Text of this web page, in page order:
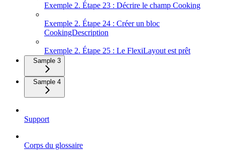
Exemple 2. Étape 23 : Décrire le champ Cooking
Exemple 2. Étape 24 : Créer un bloc
CookingDescription
Exemple 2. Étape 25 : Le FlexiLayout est prêt
Sample 3
Sample 4
Support
Corps du glossaire